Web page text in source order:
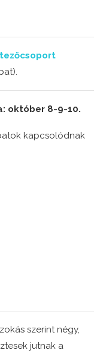
október 8-9-10.
kapcsolódnak
szerint négy,
jutnak a